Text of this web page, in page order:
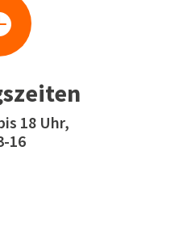
18 Uhr,
16